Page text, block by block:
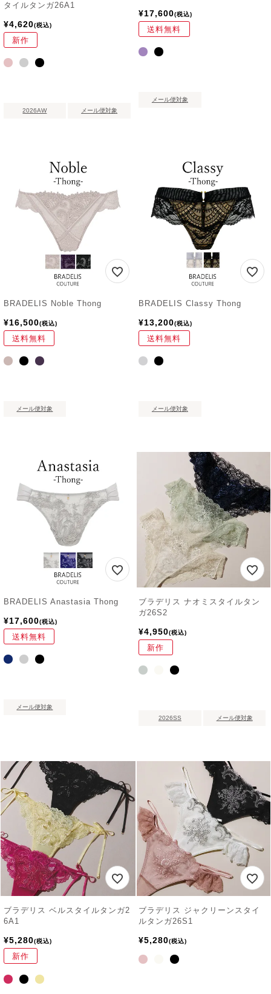
タイルタンガ26A1
¥4,620 税込
新作
2026AW メール便対象
¥17,600 税込
送料無料
メール便対象
BRADELIS Noble Thong
¥16,500 税込
送料無料
メール便対象
BRADELIS Classy Thong
¥13,200 税込
送料無料
メール便対象
BRADELIS Anastasia Thong
¥17,600 税込
送料無料
メール便対象
ブラデリス ナオミスタイルタン
ガ26S2
¥4,950 税込
新作
2026SS メール便対象
ブラデリス ベルスタイルタンガ2
6A1
¥5,280 税込
新作
ブラデリス ジャクリーンスタイ
ルタンガ26S1
¥5,280 税込